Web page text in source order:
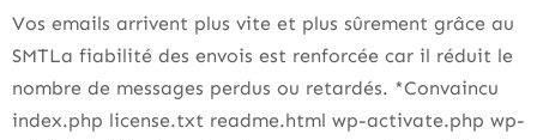
Vos emails arrivent plus vite et plus sûrement grâce au
SMTLa fiabilité des envois est renforcée car il réduit le
nombre de messages perdus ou retardés. *Convaincu
index.php license.txt readme.html wp-activate.php wp-